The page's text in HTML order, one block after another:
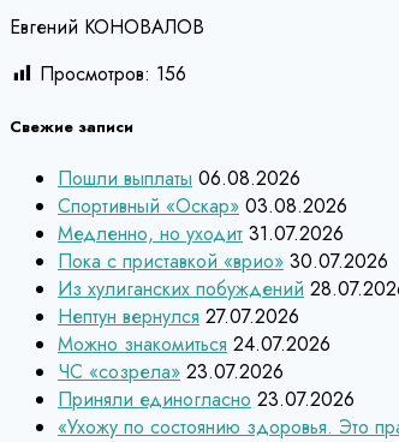
Евгений КОНОВАЛОВ
Просмотров: 156
Свежие записи
Пошли выплаты 06.08.2026
Спортивный «Оскар» 03.08.2026
Медленно, но уходит 31.07.2026
Пока с приставкой «врио» 30.07.2026
Из хулиганских побуждений
Нептун вернулся 27.07.2026
Можно знакомиться 24.07.2026
ЧС «созрела» 23.07.2026
Приняли единогласно 23.07.2026
«Ухожу по состоянию здоровья. Это